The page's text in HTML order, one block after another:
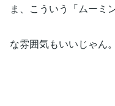
ま、こういう「ムーミ
な雰囲気もいいじゃん